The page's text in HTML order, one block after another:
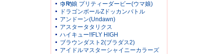
ネR)
ウマ娘 プリティーダービー(ウマ娘)
ドラゴンボールZドッカンバトル
アンドーン(Undawn)
アスタータタリクス
ハイキュー!!FLY HIGH
ブラウンダスト2(ブラダス2)
アイドルマスターシャイニーカラーズ